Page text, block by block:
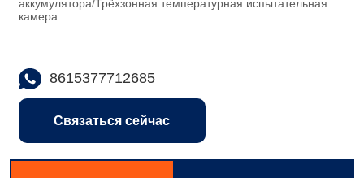
аккумулятора/Трёхзонная температурная испытательная
камера
8615377712685
Связаться сейчас